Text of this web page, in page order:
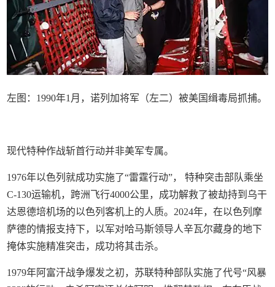
左图：1990年1月，诺列加将军（左二）被美国缉毒局抓捕。
现代特种作战斩首行动并非美军专属。
1976年以色列就成功实施了“雷霆行动”， 特种突击部队乘坐
C-130运输机，跨洲飞行4000公里，成功解救了被劫持到乌干
达恩德培机场的以色列客机上的人质。2024年，在以色列摩
萨德的情报支持下，以军对哈马斯领导人辛瓦尔藏身的地下
掩体实施精准突击，成功将其击杀。
1979年阿富汗战争爆发之初，苏联特种部队实施了代号“风暴